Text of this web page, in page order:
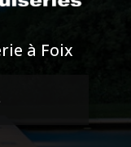
à Foix